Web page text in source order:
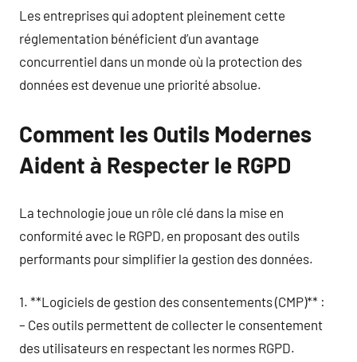
Les entreprises qui adoptent pleinement cette
réglementation bénéficient d’un avantage
concurrentiel dans un monde où la protection des
données est devenue une priorité absolue.
Comment les Outils Modernes
Aident à Respecter le RGPD
La technologie joue un rôle clé dans la mise en
conformité avec le RGPD, en proposant des outils
performants pour simplifier la gestion des données.
1. **Logiciels de gestion des consentements (CMP)** :
– Ces outils permettent de collecter le consentement
des utilisateurs en respectant les normes RGPD.